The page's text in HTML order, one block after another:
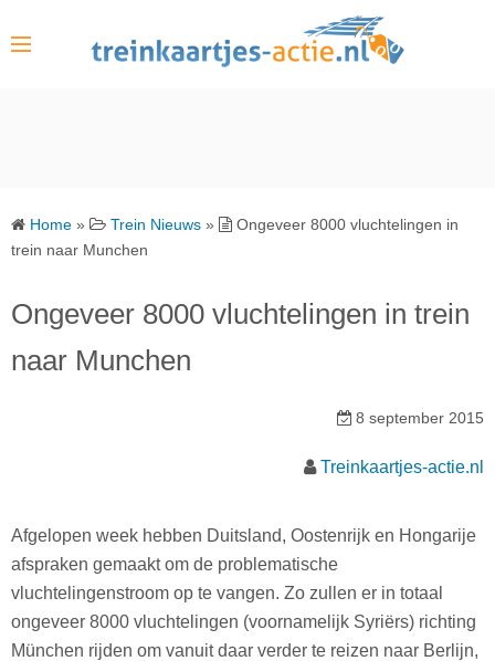
Home » Trein Nieuws »
Ongeveer 8000 vluchtelingen in
trein naar Munchen
Ongeveer 8000 vluchtelingen in trein
naar Munchen
8 september 2015
Treinkaartjes-actie.nl
Afgelopen week hebben Duitsland, Oostenrijk en Hongarije
afspraken gemaakt om de problematische
vluchtelingenstroom op te vangen. Zo zullen er in totaal
ongeveer 8000 vluchtelingen (voornamelijk Syriërs) richting
München rijden om vanuit daar verder te reizen naar Berlijn,